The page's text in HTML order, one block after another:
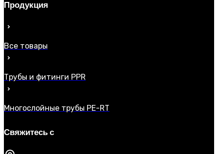
Продукция
Все товары
Трубы и фитинги PPR
Многослойные трубы PE-RT
Свяжитесь с